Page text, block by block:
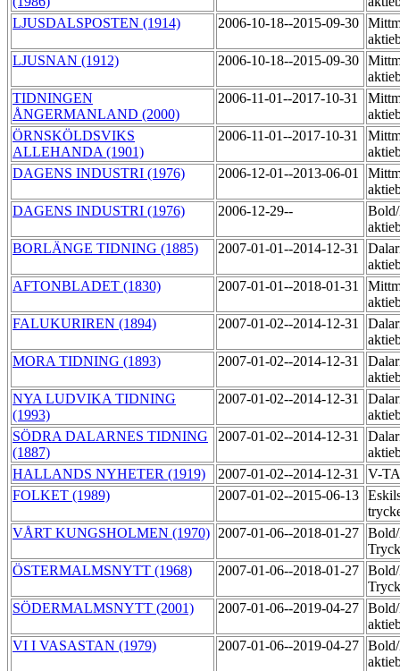
LJUSDALSPOSTEN (1914)
2006-10-18--2015-09-30
LJUSNAN (1912)
2006-10-18--2015-09-30
TIDNINGEN
ÅNGERMANLAND (2000)
2006-11-01--2017-10-31
ÖRNSKÖLDSVIKS
ALLEHANDA (1901)
2006-11-01--2017-10-31
DAGENS INDUSTRI (1976)
2006-12-01--2013-06-01
DAGENS INDUSTRI (1976)
2006-12-29--
BORLÄNGE TIDNING (1885)
2007-01-01--2014-12-31
AFTONBLADET (1830)
2007-01-01--2018-01-31
FALUKURIREN (1894)
2007-01-02--2014-12-31
MORA TIDNING (1893)
2007-01-02--2014-12-31
NYA LUDVIKA TIDNING
(1993)
2007-01-02--2014-12-31
SÖDRA DALARNES TIDNING
(1887)
2007-01-02--2014-12-31
HALLANDS NYHETER (1919)
2007-01-02--2014-12-31
V-
FOLKET (1989)
2007-01-02--2015-06-13
VÅRT KUNGSHOLMEN (1970) 2007-01-06--2018-01-27
ÖSTERMALMSNYTT (1968)
2007-01-06--2018-01-27
SÖDERMALMSNYTT (2001)
2007-01-06--2019-04-27
VI I VASASTAN (1979)
2007-01-06--2019-04-27